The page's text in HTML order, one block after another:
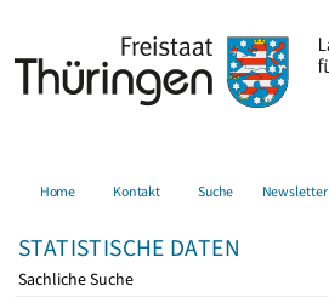
Home Kontakt Suche Newsletter
STATISTISCHE DATEN
Sachliche Suche